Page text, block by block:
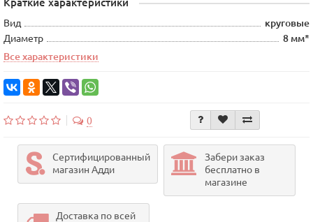
Краткие характеристики
Вид
круговые
Диаметр
8 мм*
Все характеристики
0
Сертифицированный
магазин Адди
Забери заказ
бесплатно в
магазине
Доставка по всей